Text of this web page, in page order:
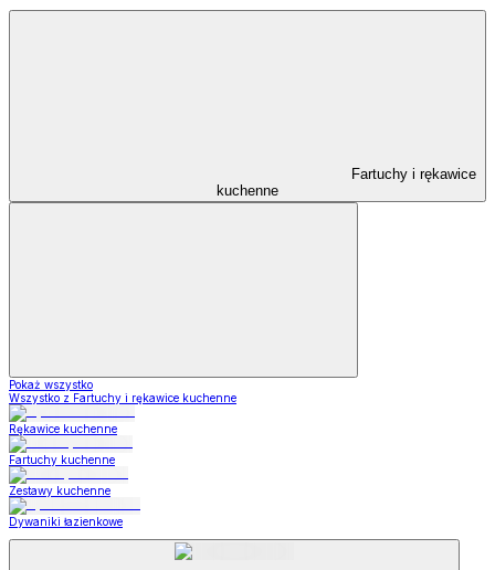
Fartuchy i rękawice
kuchenne
Pokaż wszystko
Wszystko z Fartuchy i rękawice kuchenne
Rękawice kuchenne
Fartuchy kuchenne
Zestawy kuchenne
Dywaniki łazienkowe